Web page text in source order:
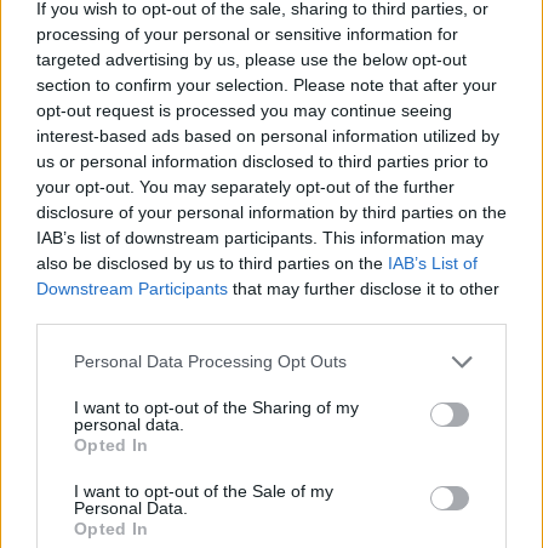
If you wish to opt-out of the sale, sharing to third parties, or
processing of your personal or sensitive information for
targeted advertising by us, please use the below opt-out
section to confirm your selection. Please note that after your
opt-out request is processed you may continue seeing
interest-based ads based on personal information utilized by
us or personal information disclosed to third parties prior to
your opt-out. You may separately opt-out of the further
disclosure of your personal information by third parties on the
IAB’s list of downstream participants. This information may
also be disclosed by us to third parties on the IAB’s List of
Downstream Participants that may further disclose it to other
Personal Data Processing Opt Outs
I want to opt-out of the Sharing of my
personal data.
Opted In
I want to opt-out of the Sale of my
Personal Data.
Opted In
temporadas a cambio de 50 millones de dólares, es
decir, unos 12.5 millones por año.